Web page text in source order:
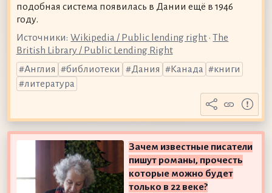
подобная система появилась в Дании ещё в 1946
году.
Источники: Wikipedia / Public lending right •The
British Library / Public Lending Right
Англия
библиотеки Дания Канада
книги
литература
Зачем известные писатели
пишут романы, прочесть
которые можно будет
только в 22 веке?